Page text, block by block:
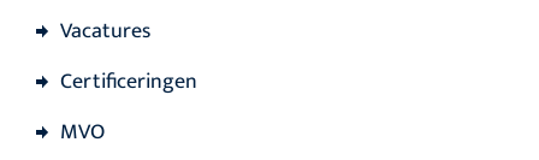
Vacatures
Certificeringen
MVO